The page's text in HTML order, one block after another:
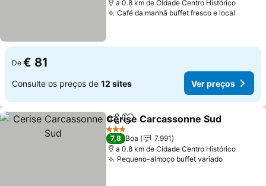
a 0.8 km de Cidade Centro Histórico
Café da manhã buffet fresco e local
De € 81
Consulte os preços de 12 sites Ver preços
PartilharAdicionar aos favoritos
Cerise Carcassonne Sud
3 Estrelas
7,8 Boa
7.991
a 0.8 km de Cidade Centro Histórico
Pequeno-almoço buffet variado